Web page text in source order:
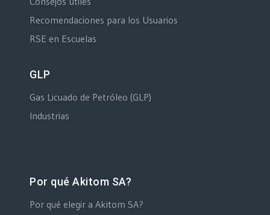
Recomendaciones para los Usuarios
RSE en Escuelas
GLP
Gas Licuado de Petróleo (GLP)
Industrias
Por qué Akitom SA?
Por qué elegir a Akitom SA?